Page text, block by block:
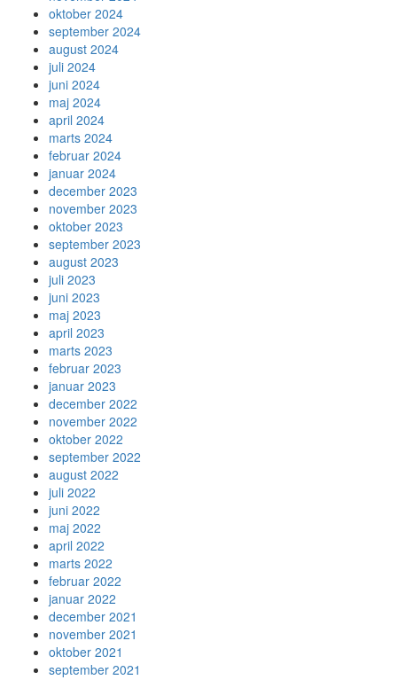
oktober 2024
september 2024
august 2024
juli 2024
juni 2024
maj 2024
april 2024
marts 2024
februar 2024
januar 2024
december 2023
november 2023
oktober 2023
september 2023
august 2023
juli 2023
juni 2023
maj 2023
april 2023
marts 2023
februar 2023
januar 2023
december 2022
november 2022
oktober 2022
september 2022
august 2022
juli 2022
juni 2022
maj 2022
april 2022
marts 2022
februar 2022
januar 2022
december 2021
november 2021
oktober 2021
september 2021